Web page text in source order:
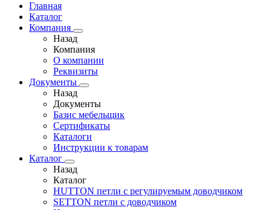
Главная
Каталог
Компания
Назад
Компания
О компании
Реквизиты
Документы
Назад
Документы
Базис мебельщик
Сертификаты
Каталоги
Инструкции к товарам
Каталог
Назад
Каталог
HUTTON петли с регулируемым доводчиком
SETTON петли с доводчиком